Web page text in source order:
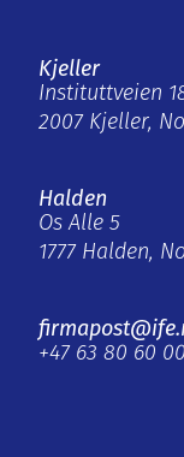
Kjeller
Instituttveien
2007 Kjeller,
Halden
Os Alle 5
1777 Halden,
+47 63 80 60 00